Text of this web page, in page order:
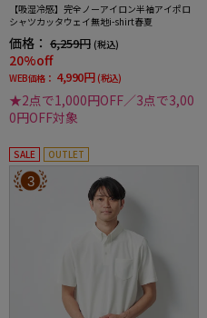
【吸湿冷感】完全ノーアイロン半袖アイポロ
シャツカッタウェイ無地i-shirt春夏
価格： 6,259円 (税込)
20%off
WEB価格： 4,990円 (税込)
★2点で1,000円OFF／3点で3,00
0円OFF対象
SALE OUTLET
3